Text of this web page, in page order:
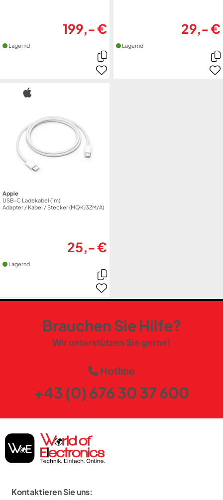
199,- €
Lagernd
29,- €
Lagernd
Apple
USB-C Ladekabel (1m)
Adapter / Kabel / Stecker (MQKJ3ZM/A)
25,- €
Lagernd
Brauchen Sie Hilfe?
Wir unterstützen Sie gerne!
Hotline
+43 (0) 676 30 37 600
Kontaktieren Sie uns: